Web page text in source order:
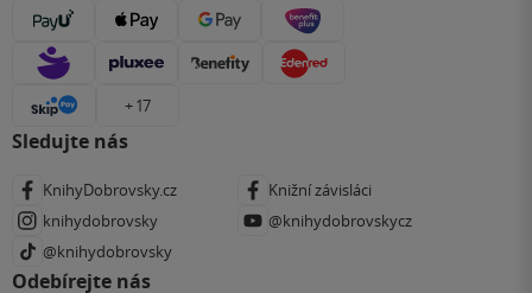
+ 17
Sledujte nás
KnihyDobrovsky.cz
Knižní závisláci
knihydobrovsky
@knihydobrovskycz
@knihydobrovsky
Odebírejte nás